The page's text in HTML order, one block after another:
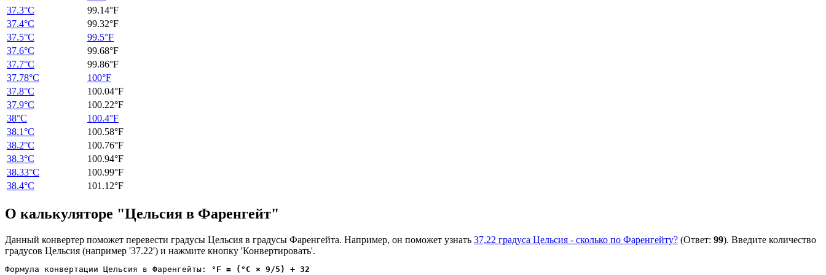
37.3°C
99.14°F
37.4°C
99.32°F
37.5°C
99.5°F
37.6°C
99.68°F
37.7°C
99.86°F
37.78°C
100°F
37.8°C
100.04°F
37.9°C
100.22°F
38°C
100.4°F
38.1°C
100.58°F
38.2°C
100.76°F
38.3°C
100.94°F
38.33°C
100.99°F
38.4°C
101.12°F
О калькуляторе "Цельсия в Фаренгейт"
Данный конвертер поможет перевести градусы Цельсия в градусы Фаренгейта. Например, он поможет узнать 37,22 градуса Цельсия - сколько по Фаренгейту? (Ответ: 99). Введите количество
градусов Цельсия (например '37.22') и нажмите кнопку 'Конвертировать'.
Формула конвертации Цельсия в Фаренгейты: °F = (°C × 9/5) + 32